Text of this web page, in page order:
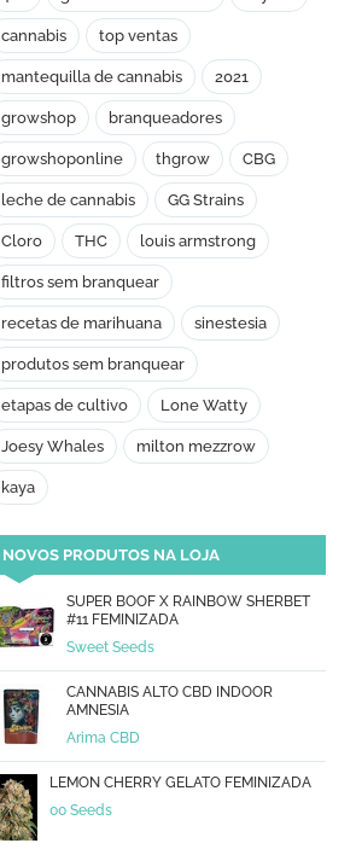
cannabis top ventas
mantequilla de cannabis 2021
growshop branqueadores
growshoponline thgrow CBG
leche de cannabis GG Strains
Cloro THC louis armstrong
filtros sem branquear
recetas de marihuana sinestesia
produtos sem branquear
etapas de cultivo Lone Watty
Joesy Whales milton mezzrow
kaya
NOVOS PRODUTOS NA LOJA
SUPER BOOF X RAINBOW SHERBET
#11 FEMINIZADA
Sweet Seeds
CANNABIS ALTO CBD INDOOR
AMNESIA
Arima CBD
LEMON CHERRY GELATO FEMINIZADA
00 Seeds